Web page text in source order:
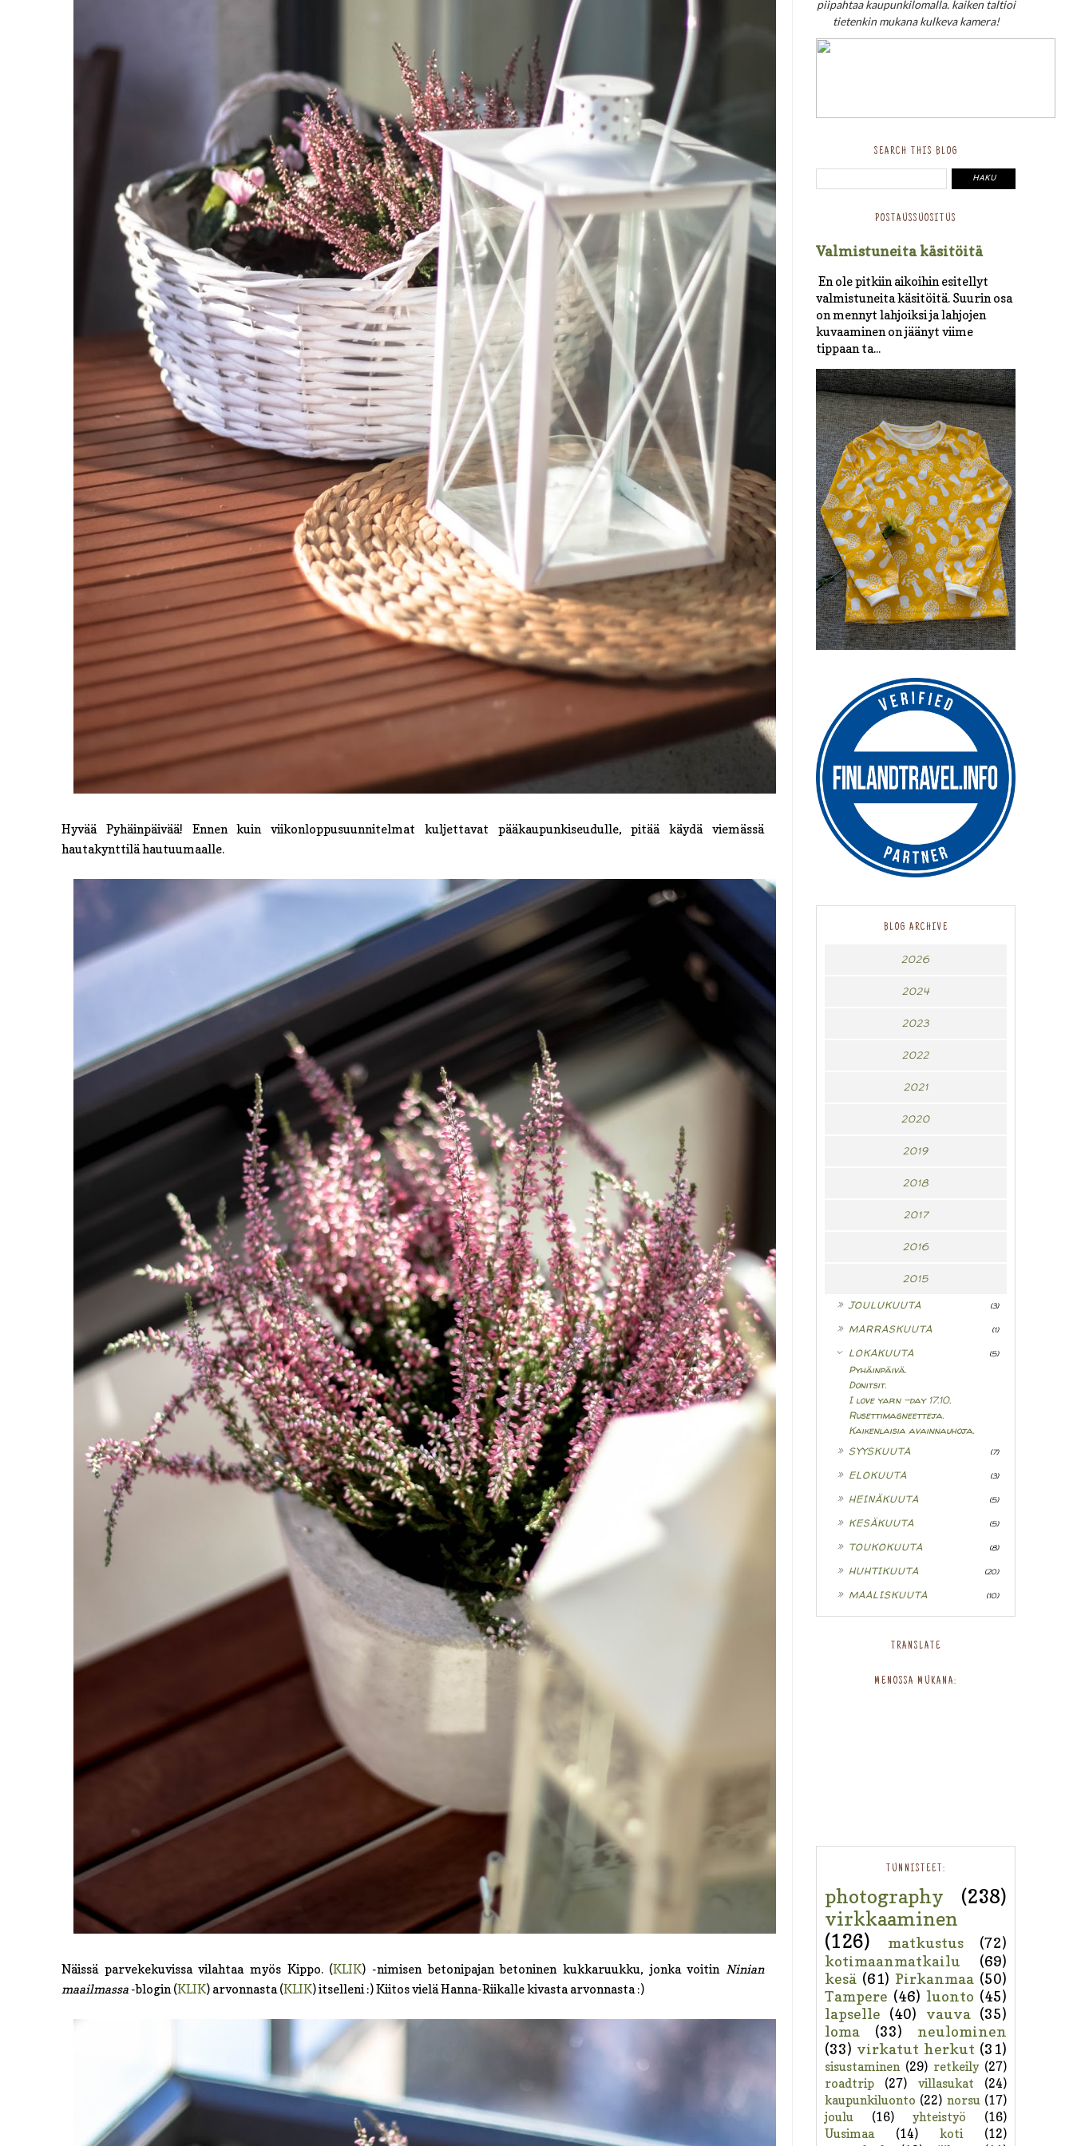
Hyvää Pyhäinpäivää! Ennen kuin viikonloppusuunnitelmat kuljettavat pääkaupunkiseudulle, pitää käydä viemässä
hautakynttilä hautuumaalle.
Näissä parvekekuvissa vilahtaa myös Kippo. (KLIK) -nimisen betonipajan betoninen kukkaruukku, jonka voitin Ninian
maailmassa-blogin (KLIK) arvonnasta (KLIK) itselleni :) Kiitos vielä Hanna-Riikalle kivasta arvonnasta :)
piipahtaa kaupunkilomalla. kaiken taltioi
tietenkin mukana kulkeva kamera!
SEARCH THIS BLOG
POSTAUSSUOSITUS
Valmistuneita käsitöitä
En ole pitkiin aikoihin esitellyt
valmistuneita käsitöitä. Suurin osa
on mennyt lahjoiksi ja lahjojen
kuvaaminen on jäänyt viime
tippaan ta...
BLOG ARCHIVE
2026
2024
2023
2022
2021
2020
2019
2018
2017
2016
2015
JOULUKUUTA (3)
MARRASKUUTA (1)
LOKAKUUTA (5)
Pyhäinpäivä.
Donitsit.
I love yarn -day 17.10.
Rusettimagneetteja.
Kaikenlaisia avainnauhoja.
SYYSKUUTA (7)
ELOKUUTA (3)
HEINÄKUUTA (5)
KESÄKUUTA (5)
TOUKOKUUTA (8)
HUHTIKUUTA (20)
MAALISKUUTA (10)
TRANSLATE
MENOSSA MUKANA:
TUNNISTEET:
photography
(238)
virkkaaminen
(126)
matkustus
(72)
kotimaanmatkailu
(69)
kesä (61) Pirkanmaa (50)
Tampere (46) luonto (45)
lapselle
(40) vauva (35)
loma
(33)
neulominen
(33) virkatut herkut (31)
sisustaminen (29) retkeily (27)
roadtrip
(27) villasukat
(24)
kaupunkiluonto (22) norsu (17)
joulu
(16) yhteistyö
(16)
Uusimaa
(14) koti
(12)